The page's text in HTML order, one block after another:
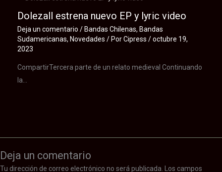
Dolezall estrena nuevo EP y lyric video
Deja un comentario / Bandas Chilenas, Bandas
Sudamericanas, Novedades / PorCipress /octubre 19,
2023
CompartirTercera parte de un relato medieval Continuando
la…
Deja un comentario
Tu dirección de correo electrónico no será publicada.
Los campos